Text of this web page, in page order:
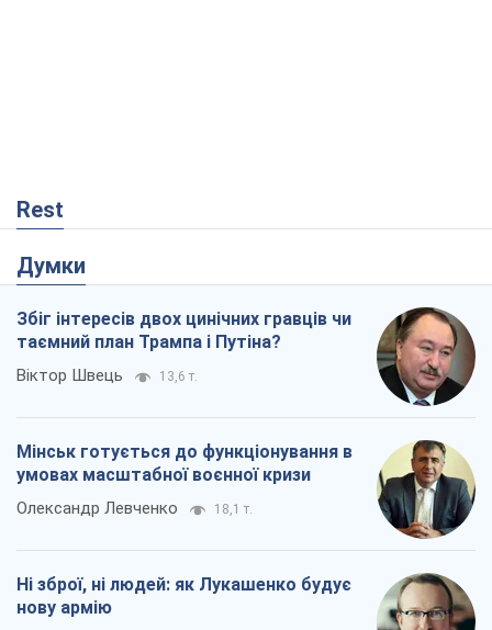
Rest
Думки
Збіг інтересів двох цинічних гравців чи
таємний план Трампа і Путіна?
Віктор Швець 13,6 т.
Мінськ готується до функціонування в
умовах масштабної воєнної кризи
Олександр Левченко 18,1 т.
Ні зброї, ні людей: як Лукашенко будує
нову армію